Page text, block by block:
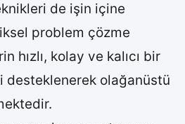
de işin içine
problem çözme
hızlı, kolay ve kalıcı bir
desteklenerek olağanüstü